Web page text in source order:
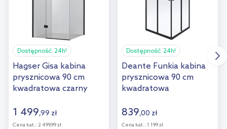
Dostępność: 24h!
Hagser Gisa kabina
prysznicowa 90 cm
kwadratowa czarny
przezroczyste
HGR15000020
1 499,99 zł
Cena kat.: 2 499,99 zł
Dostępność: 24h!
Deante Funkia kabina
prysznicowa 90 cm
kwadratowa
przezroczyste
KYCN41K
839,00 zł
Cena kat.: 1 199 zł